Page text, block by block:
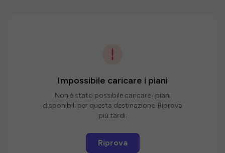
Impossibile caricare i piani
Non è stato possibile caricare i piani
disponibili per questa destinazione. Riprova
più tardi.
Riprova